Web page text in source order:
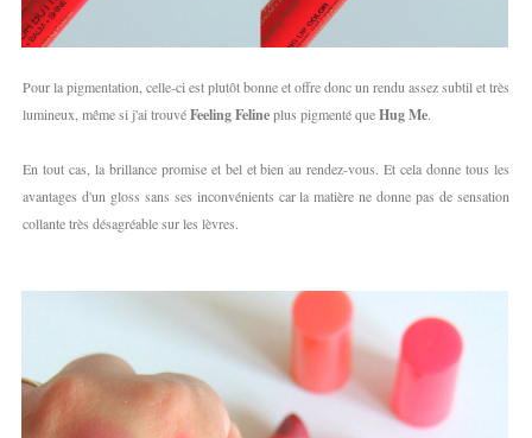
Pour la pigmentation, celle-ci est plutôt bonne et offre donc un rendu assez subtil et très
lumineux, même si j'ai trouvéFeeling Felineplus pigmenté queHug Me.
En tout cas, la brillance promise et bel et bien au rendez-vous. Et cela donne tous les
avantages d'un gloss sans ses inconvénients car la matière ne donne pas de sensation
collante très désagréable sur les lèvres.